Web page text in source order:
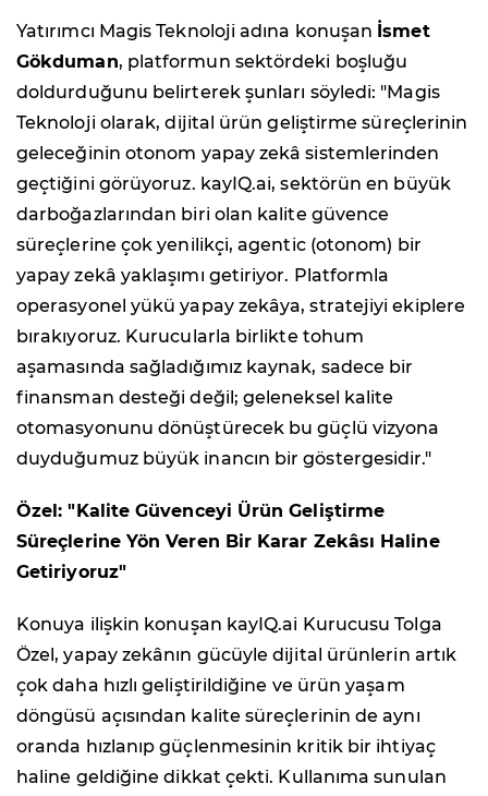
Yatırımcı Magis Teknoloji adına konuşan İsmet
Gökduman, platformun sektördeki boşluğu
doldurduğunu belirterek şunları söyledi: "Magis
Teknoloji olarak, dijital ürün geliştirme süreçlerinin
geleceğinin otonom yapay zekâ sistemlerinden
geçtiğini görüyoruz. kayIQ.ai, sektörün en büyük
darboğazlarından biri olan kalite güvence
süreçlerine çok yenilikçi, agentic (otonom) bir
yapay zekâ yaklaşımı getiriyor. Platformla
operasyonel yükü yapay zekâya, stratejiyi ekiplere
bırakıyoruz. Kurucularla birlikte tohum
aşamasında sağladığımız kaynak, sadece bir
finansman desteği değil; geleneksel kalite
otomasyonunu dönüştürecek bu güçlü vizyona
duyduğumuz büyük inancın bir göstergesidir."
Özel: "Kalite Güvenceyi Ürün Geliştirme
Süreçlerine Yön Veren Bir Karar Zekâsı Haline
Getiriyoruz"
Konuya ilişkin konuşan kayIQ.ai Kurucusu Tolga
Özel, yapay zekânın gücüyle dijital ürünlerin artık
çok daha hızlı geliştirildiğine ve ürün yaşam
döngüsü açısından kalite süreçlerinin de aynı
oranda hızlanıp güçlenmesinin kritik bir ihtiyaç
haline geldiğine dikkat çekti. Kullanıma sunulan